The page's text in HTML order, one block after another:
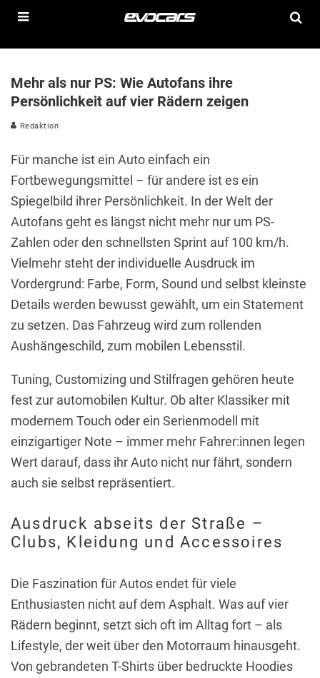
Mehr als nur PS: Wie Autofans ihre
Persönlichkeit auf vier Rädern zeigen
Redaktion
Für manche ist ein Auto einfach ein
Fortbewegungsmittel – für andere ist es ein
Spiegelbild ihrer Persönlichkeit. In der Welt der
Autofans geht es längst nicht mehr nur um PS-
Zahlen oder den schnellsten Sprint auf 100 km/h.
Vielmehr steht der individuelle Ausdruck im
Vordergrund: Farbe, Form, Sound und selbst kleinste
Details werden bewusst gewählt, um ein Statement
zu setzen. Das Fahrzeug wird zum rollenden
Aushängeschild, zum mobilen Lebensstil.
Tuning, Customizing und Stilfragen gehören heute
fest zur automobilen Kultur. Ob alter Klassiker mit
modernem Touch oder ein Serienmodell mit
einzigartiger Note – immer mehr Fahrer:innen legen
Wert darauf, dass ihr Auto nicht nur fährt, sondern
auch sie selbst repräsentiert.
Ausdruck abseits der Straße –
Clubs, Kleidung und Accessoires
Die Faszination für Autos endet für viele
Enthusiasten nicht auf dem Asphalt. Was auf vier
Rädern beginnt, setzt sich oft im Alltag fort – als
Lifestyle, der weit über den Motorraum hinausgeht.
Von gebrandeten T-Shirts über bedruckte Hoodies